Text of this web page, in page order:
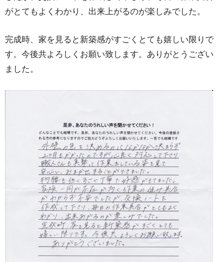
がとてもよくわかり、出来上がるのが楽しみでした。
完成時、家を見ると新築感がすごくとても嬉しい限りで
す。今後共よろしくお願い致します。ありがとうござい
ました。